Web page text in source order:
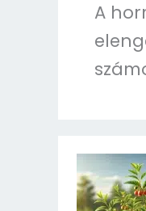
A
(Withania
somnifera)